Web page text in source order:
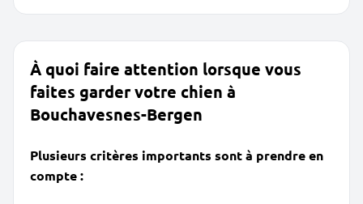
À quoi faire attention lorsque vous
faites garder votre chien à
Bouchavesnes-Bergen
Plusieurs critères importants sont à prendre en
compte :